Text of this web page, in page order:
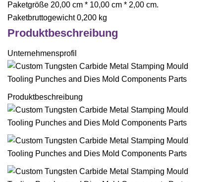
Paketgröße 20,00 cm * 10,00 cm * 2,00 cm.
Paketbruttogewicht 0,200 kg
Produktbeschreibung
Unternehmensprofil
Produktbeschreibung